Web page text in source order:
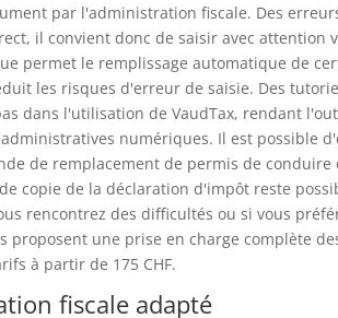
par l'administration fiscale. Des
il convient donc de saisir avec attention
permet le remplissage automatique de
les risques d'erreur de saisie. Des
dans l'utilisation de VaudTax, rendant
numériques. Il est possible
de remplacement de permis de
copie de la déclaration d'impôt reste
rencontrez des difficultés ou si vous
proposent une prise en charge complète
à partir de 175 CHF.
fiscale adapté